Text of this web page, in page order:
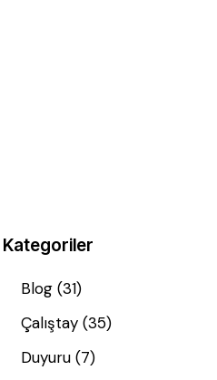
Kategoriler
Blog (31)
Çalıştay (35)
Duyuru (7)